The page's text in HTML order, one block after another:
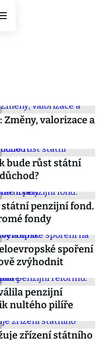
Změny, valorizace a
bude růst státní
státní penzijní fond.
fondy
spoření
zvýhodnit
penzijní
nultého pilíře
zřízení státního